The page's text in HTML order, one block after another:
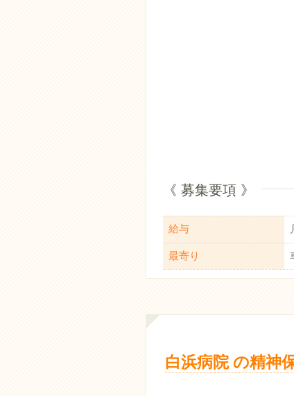
《 募集要項 》
給与
最寄り
白浜病院 の精神